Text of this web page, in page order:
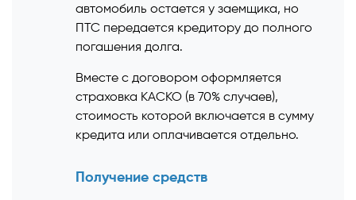
автомобиль остается у заемщика, но
ПТС передается кредитору до полного
погашения долга.
Вместе с договором оформляется
страховка КАСКО (в 70% случаев),
стоимость которой включается в сумму
кредита или оплачивается отдельно.
Получение средств